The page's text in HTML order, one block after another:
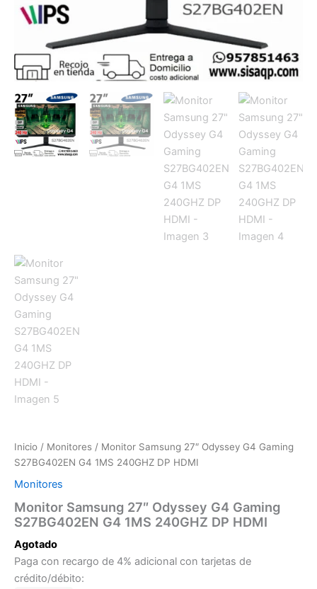
Inicio / Monitores / Monitor Samsung 27″ Odyssey G4 Gaming
S27BG402EN G4 1MS 240GHZ DP HDMI
Monitores
Monitor Samsung 27″ Odyssey G4 Gaming
S27BG402EN G4 1MS 240GHZ DP HDMI
Agotado
Paga con recargo de 4% adicional con tarjetas de
crédito/débito: